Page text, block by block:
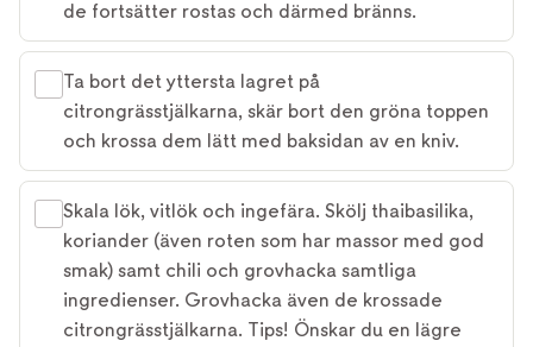
de fortsätter rostas och därmed bränns.
Ta bort det yttersta lagret på
citrongrässtjälkarna, skär bort den gröna toppen
och krossa dem lätt med baksidan av en kniv.
Skala lök, vitlök och ingefära. Skölj thaibasilika,
koriander (även roten som har massor med god
smak) samt chili och grovhacka samtliga
ingredienser. Grovhacka även de krossade
citrongrässtjälkarna. Tips! Önskar du en lägre